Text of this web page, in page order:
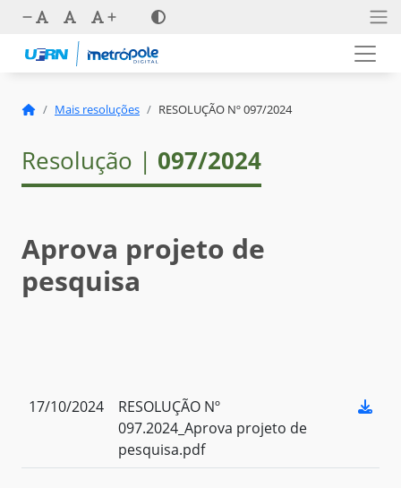
Mais resoluções RESOLUÇÃO Nº 097/2024
Resolução | 097/2024
Aprova projeto de
pesquisa
17/10/2024
RESOLUÇÃO Nº
097.2024_Aprova projeto de
pesquisa.pdf